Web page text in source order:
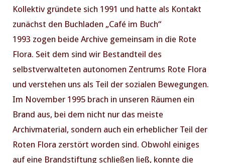
Kollektiv gründete sich 1991 und hatte als Kontakt
zunächst den Buchladen „Café im Buch“
1993 zogen beide Archive gemeinsam in die Rote
Flora. Seit dem sind wir Bestandteil des
selbstverwalteten autonomen Zentrums Rote Flora
und verstehen uns als Teil der sozialen Bewegungen.
Im November 1995 brach in unseren Räumen ein
Brand aus, bei dem nicht nur das meiste
Archivmaterial, sondern auch ein erheblicher Teil der
Roten Flora zerstört worden sind. Obwohl einiges
auf eine Brandstiftung schließen ließ, konnte die